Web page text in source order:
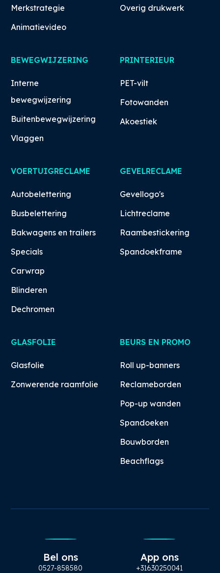
Merkstrategie
Animatievideo
Overig drukwerk
BEWEGWIJZERING
Interne
bewegwijzering
Buitenbewegwijzering
Vlaggen
PRINTERIEUR
PET-vilt
Fotowanden
Akoestiek
VOERTUIGRECLAME
Autobelettering
Busbelettering
Bakwagens en trailers
Specials
Carwrap
Blinderen
Dechromen
GEVELRECLAME
Gevellogo's
Lichtreclame
Raambestickering
Spandoekframe
GLASFOLIE
Glasfolie
Zonwerende raamfolie
BEURS EN PROMO
Roll up-banners
Reclameborden
Pop-up wanden
Spandoeken
Bouwborden
Beachflags
Bel ons
0527-858580
App ons
+31630250041